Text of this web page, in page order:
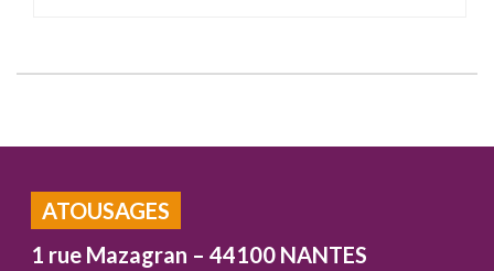
ATOUSAGES
1 rue Mazagran – 44100 NANTES